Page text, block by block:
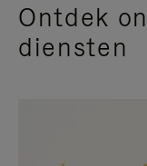
Ontdek
diensten